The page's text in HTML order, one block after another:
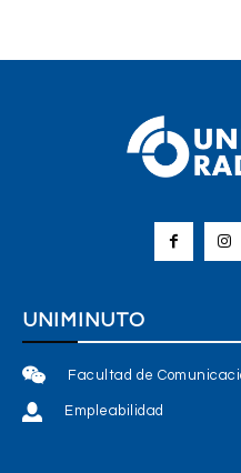
UNIMINUTO
Facultad de
Empleabilidad